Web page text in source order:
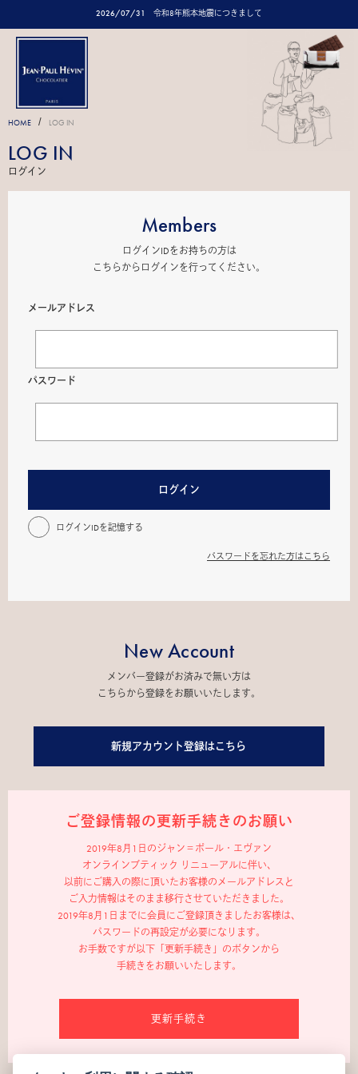
2026/07/31 令和8年熊本地震につきまして
HOME / LOG IN
LOG IN
ログイン
Members
ログインIDをお持ちの方は
こちらからログインを行ってください。
メールアドレス
パスワード
ログイン
ログインIDを記憶する
パスワードを忘れた方はこちら
New Account
メンバー登録がお済みで無い方は
こちらから登録をお願いいたします。
新規アカウント登録はこちら
ご登録情報の更新手続きのお願い
2019年8月1日のジャン＝ポール・エヴァン
オンラインブティック リニューアルに伴い、
以前にご購入の際に頂いたお客様のメールアドレスと
ご入力情報はそのまま移行させていただきました。
2019年8月1日までに会員にご登録頂きましたお客様は、
パスワードの再設定が必要になります。
お手数ですが以下「更新手続き」のボタンから
手続きをお願いいたします。
更新手続き